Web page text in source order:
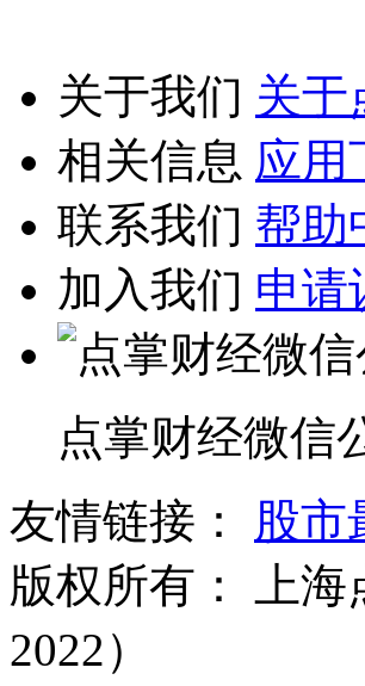
关于我们 关于
相关信息 应用
联系我们 帮助
加入我们 申请
点掌财经微信
友情链接：
股市
版权所有：
上
2022）